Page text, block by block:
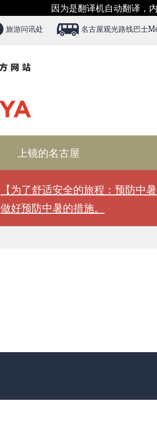
因为是翻译机自动翻译，
旅游问讯处 名古屋观光路线巴士
上镜的名古屋
【为了舒适安全的旅程：预防中
做好预防中暑的措施。